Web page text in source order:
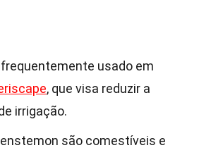
usado em
, que visa reduzir a
irrigação.
são comestíveis e